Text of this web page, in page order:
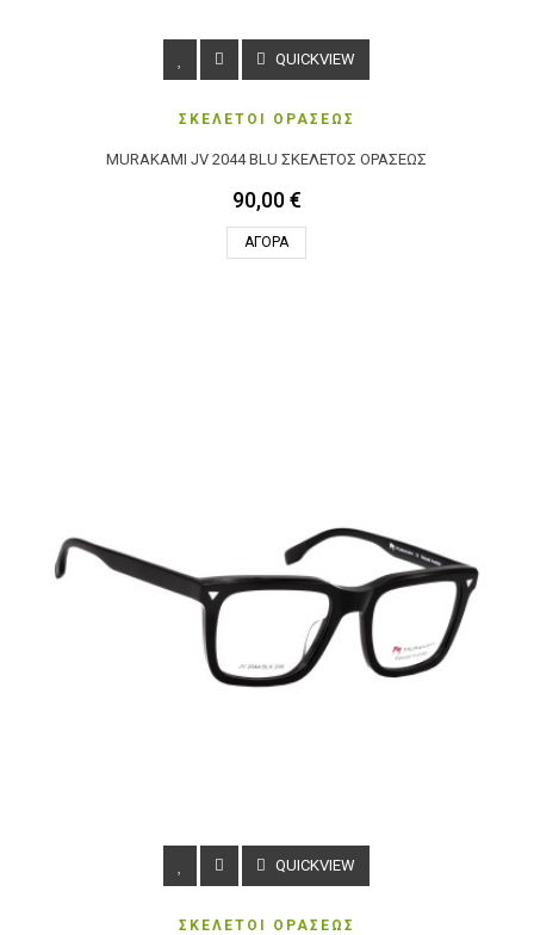
QUICKVIEW
ΣΚΕΛΕΤΟΙ ΟΡΑΣΕΩΣ
MURAKAMI JV 2044 BLU ΣΚΕΛΕΤΌΣ ΟΡΆΣΕΩΣ
90,00 €
ΑΓΟΡΆ
QUICKVIEW
ΣΚΕΛΕΤΟΙ ΟΡΑΣΕΩΣ